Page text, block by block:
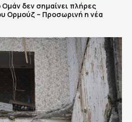
δεν σημαίνει πλήρες
Ορμούζ – Προσωρινή η νέα